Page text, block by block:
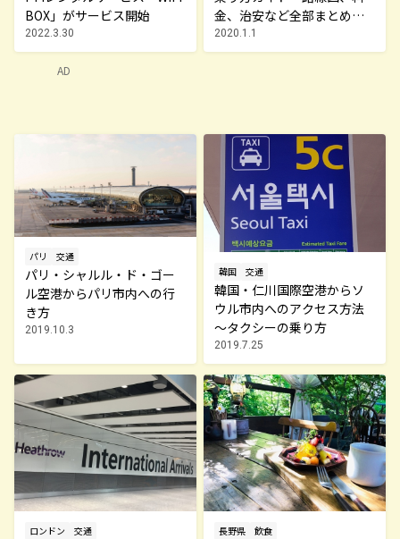
BOX」がサービス開始
2022.3.30
金、治安など全部まとめて
解説
2020.1.1
AD
パリ 交通
パリ・シャルル・ド・ゴー
ル空港からパリ市内への行
き方
2019.10.3
韓国 交通
韓国・仁川国際空港からソ
ウル市内へのアクセス方法
～タクシーの乗り方
2019.7.25
ロンドン 交通 長野県 飲食